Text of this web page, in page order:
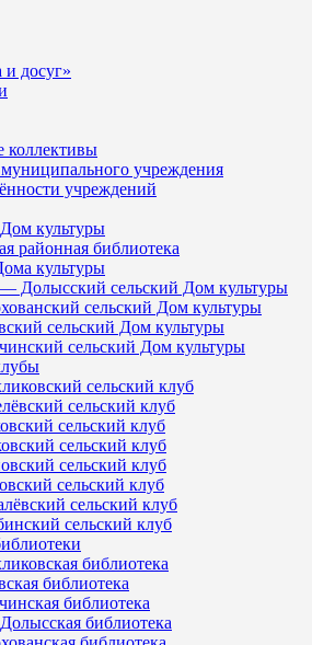
досуг»
коллективы
учреждения
учреждений
культуры
районная библиотека
культуры
Долысский сельский Дом культуры
сельский Дом культуры
сельский Дом культуры
сельский Дом культуры
сельский клуб
сельский клуб
сельский клуб
сельский клуб
сельский клуб
сельский клуб
сельский клуб
сельский клуб
библиотека
библиотека
библиотека
библиотека